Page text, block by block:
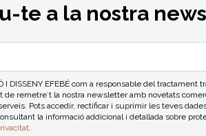
te a la nostra
I DISSENY EFEBÉ com a responsable del tractament
de remetre´t la nostra newsletter amb novetats
Pots accedir, rectificar i suprimir les teves
la informació addicional i detallada sobre
.